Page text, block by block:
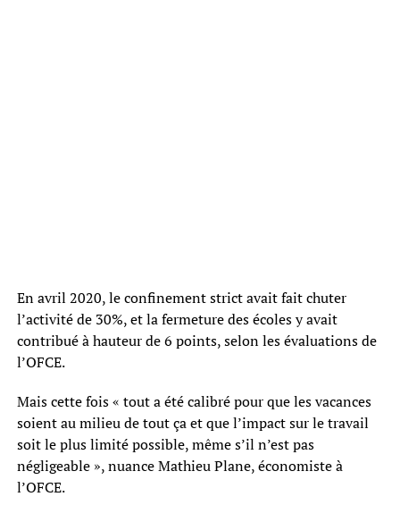
En avril 2020, le confinement strict avait fait chuter
l’activité de 30%, et la fermeture des écoles y avait
contribué à hauteur de 6 points, selon les évaluations de
l’OFCE.
Mais cette fois « tout a été calibré pour que les vacances
soient au milieu de tout ça et que l’impact sur le travail
soit le plus limité possible, même s’il n’est pas
négligeable », nuance Mathieu Plane, économiste à
l’OFCE.